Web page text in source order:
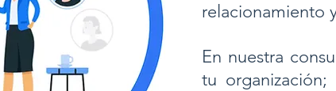
relacionamiento
En nuestra
tu